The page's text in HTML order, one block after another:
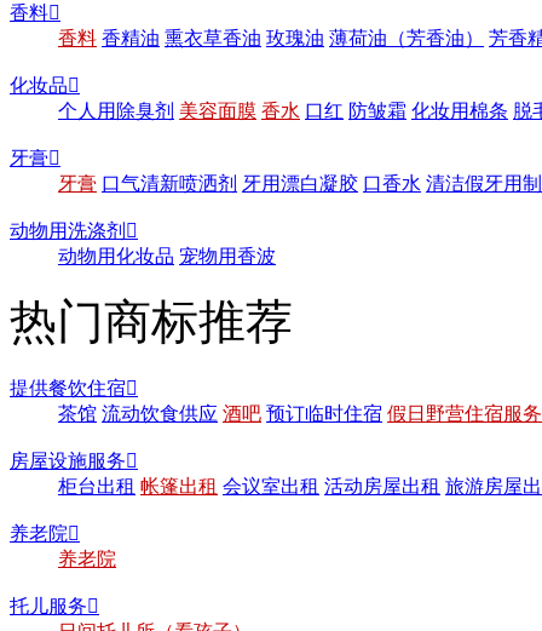
香料
香料 香精油 熏衣草香油 玫瑰油 薄荷油（芳香油） 芳香
化妆品
个人用除臭剂 美容面膜 香水 口红 防皱霜 化妆用棉条 脱
牙膏
牙膏 口气清新喷洒剂 牙用漂白凝胶 口香水 清洁假牙用
动物用洗涤剂 
动物用化妆品 宠物用香波
热门商标推荐
提供餐饮住宿
茶馆 流动饮食供应 酒吧 预订临时住宿 假日野营住宿服务
房屋设施服务
柜台出租 帐篷出租 会议室出租 活动房屋出租 旅游房屋
养老院
养老院
托儿服务